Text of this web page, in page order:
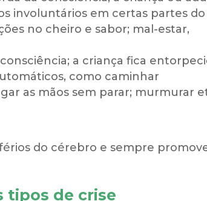
involuntários em certas partes do
no cheiro e sabor; mal-estar,
a criança fica
como caminhar
as mãos sem parar; murmurar
do cérebro e sempre
tipos de crise